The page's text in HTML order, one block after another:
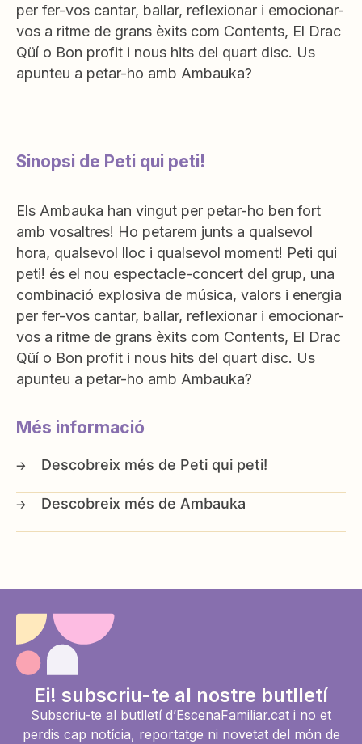
per fer-vos cantar, ballar, reflexionar i emocionar-
vos a ritme de grans èxits com Contents, El Drac
Qüí o Bon profit i nous hits del quart disc. Us
apunteu a petar-ho amb Ambauka?
Sinopsi de Peti qui peti!
Els Ambauka han vingut per petar-ho ben fort
amb vosaltres! Ho petarem junts a qualsevol
hora, qualsevol lloc i qualsevol moment! Peti qui
peti! és el nou espectacle-concert del grup, una
combinació explosiva de música, valors i energia
per fer-vos cantar, ballar, reflexionar i emocionar-
vos a ritme de grans èxits com Contents, El Drac
Qüí o Bon profit i nous hits del quart disc. Us
apunteu a petar-ho amb Ambauka?
Més informació
Peti qui peti!
Ambauka
Ei! subscriu-te al nostre butlletí
Subscriu-te al butlletí d’EscenaFamiliar.cat i no et
perdis cap notícia, reportatge ni novetat del món de